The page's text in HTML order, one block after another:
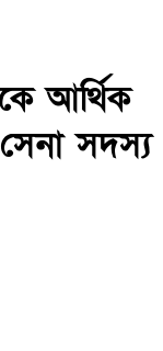
আর্থিক
সদস্য